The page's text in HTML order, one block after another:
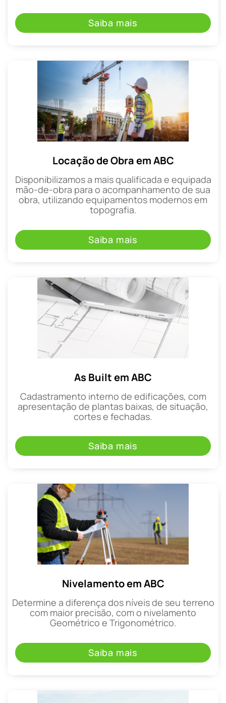
Saiba mais
Locação de Obra em ABC
Disponibilizamos a mais qualificada e equipada
mão-de-obra para o acompanhamento de sua
obra, utilizando equipamentos modernos em
topografia.
Saiba mais
As Built em ABC
Cadastramento interno de edificações, com
apresentação de plantas baixas, de situação,
cortes e fechadas.
Saiba mais
Nivelamento em ABC
Determine a diferença dos níveis de seu terreno
com maior precisão, com o nivelamento
Geométrico e Trigonométrico.
Saiba mais